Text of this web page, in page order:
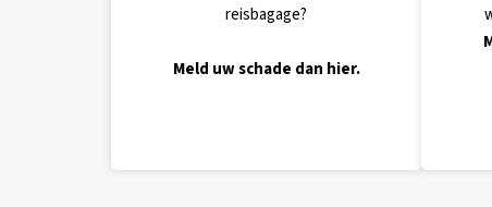
reisbagage?
Meld uw schade dan hier.